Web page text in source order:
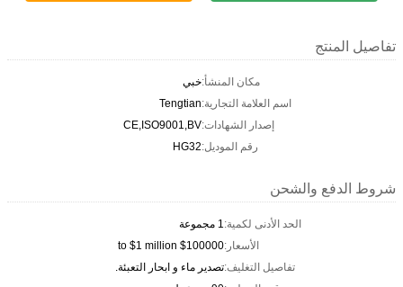
تفاصيل المنتج
مكان المنشأ:خبي
اسم العلامة التجارية:Tengtian
إصدار الشهادات:CE,ISO9001,BV
رقم الموديل:HG32
شروط الدفع والشحن
الحد الأدنى لكمية:1 مجموعة
الأسعار:$100000 to $1 million
تفاصيل التغليف:تصدير ماء و ابحار التعبئة.